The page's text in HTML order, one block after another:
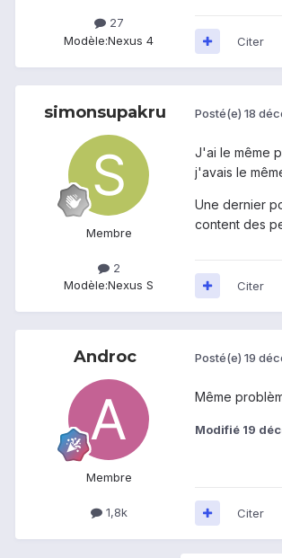
27
Modèle:Nexus 4 Citer
simonsupakru
Membre
2
Modèle:Nexus S
Posté(e) 18
J'ai le même
j'avais le
Une dernier
content des
Citer
Androc
Membre
1,8k
Posté(e) 19
Même
Modifié 19
Citer